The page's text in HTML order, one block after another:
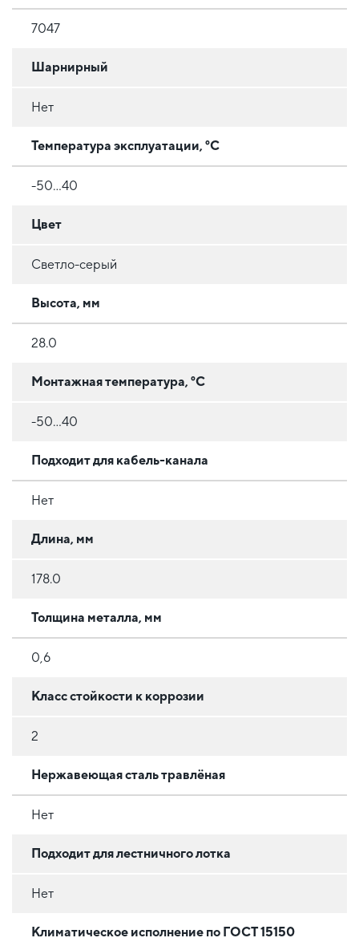
7047
Шарнирный
Нет
Температура эксплуатации, °C
-50...40
Цвет
Светло-серый
Высота, мм
28.0
Монтажная температура, °C
-50...40
Подходит для кабель-канала
Нет
Длина, мм
178.0
Толщина металла, мм
0,6
Класс стойкости к коррозии
2
Нержавеющая сталь травлёная
Нет
Подходит для лестничного лотка
Нет
Климатическое исполнение по ГОСТ 15150